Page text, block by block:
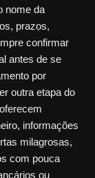
nome da
prazos,
confirmar
antes de se
por
outra etapa do
informações
milagrosas,
com pouca
ou